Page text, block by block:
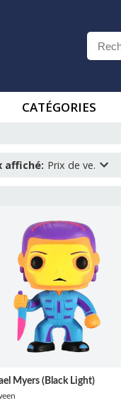
CATÉGORIES
affiché: Prix de ve.
Myers (Black Light)